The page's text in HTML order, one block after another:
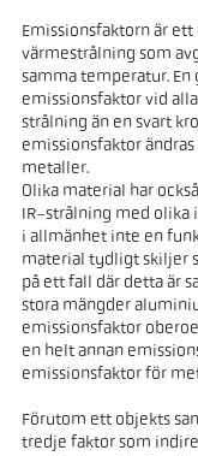
Emissionsfaktorn är
värmestrålning som
samma temperatur. En
emissionsfaktor vid
strålning än en svart
emissionsfaktor
metaller.
Olika material har
IR-strålning med olika
i allmänhet inte en
material tydligt skiljer
på ett fall där detta är
stora mängder
emissionsfaktor
en helt annan
emissionsfaktor för
Förutom ett objekts
tredje faktor som